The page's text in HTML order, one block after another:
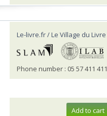
Le-livre.fr / Le Village du Livre
Phone number : 05 57 411 411
Add to cart